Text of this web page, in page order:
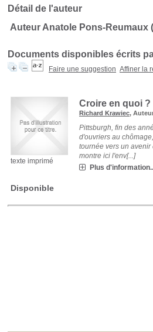
Détail de l'auteur
Auteur Anatole Pons-Reumaux
Documents disponibles écrits
Faire une suggestion Affiner la
texte imprimé
Croire en quoi ?
Richard Krawiec,
Pittsburgh, fin des
d'ouvriers au
tournée vers un
montre ici l'env[...]
Plus
Disponible